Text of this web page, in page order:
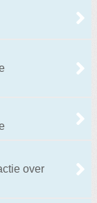
over